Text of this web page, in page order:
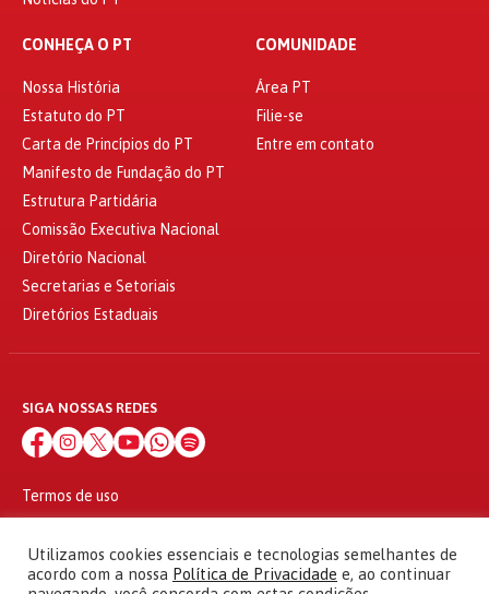
CONHEÇA O PT
Nossa História
Estatuto do PT
Carta de Princípios do PT
Manifesto de Fundação do PT
Estrutura Partidária
Comissão Executiva Nacional
Diretório Nacional
Secretarias e Setoriais
Diretórios Estaduais
COMUNIDADE
Área PT
Filie-se
Entre em contato
SIGA NOSSAS REDES
Termos de uso
© 2010 - 2026
Partido dos Trabalhadores Todos os direitos reservados
Utilizamos cookies essenciais e tecnologias semelhantes de
acordo com a nossa Política de Privacidade e, ao continuar